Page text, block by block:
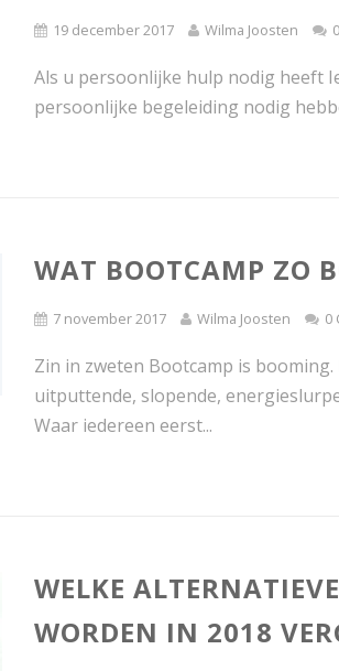
19 december 2017 Wilma Joosten
Als u persoonlijke hulp nodig heeft
persoonlijke begeleiding nodig
WAT BOOTCAMP ZO
7 november 2017 Wilma Joosten 0
Zin in zweten Bootcamp is
uitputtende, slopende,
Waar iedereen eerst...
WELKE
WORDEN IN 2018